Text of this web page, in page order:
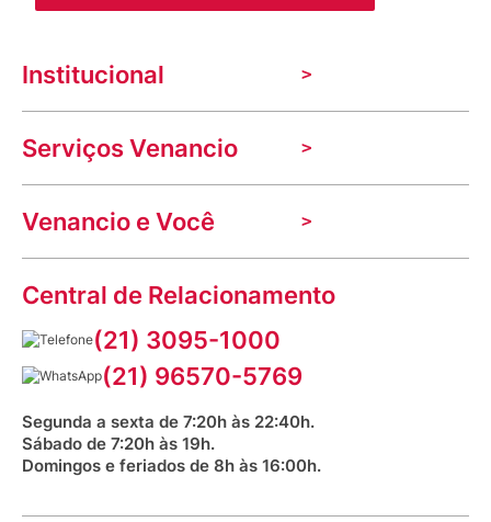
Institucional
A Venancio
Trabalhe Conosco
Nossas lojas
Indique seu imóvel
Aniversário Venancio 2025
Serviços Venancio
Troca e devolução
Mecânica de promoções
Dúvidas frequentes
Prazos e entregas
Bioimpedância Gratuita
Venancio e Você
VClube - Programa de fidelidade
Fale com o farmacêutico
Fale conosco
Saúde na praça
Central de Relacionamento
(21) 3095-1000
(21) 96570-5769
Segunda a sexta de 7:20h às 22:40h.
Sábado de 7:20h às 19h.
Domingos e feriados de 8h às 16:00h.